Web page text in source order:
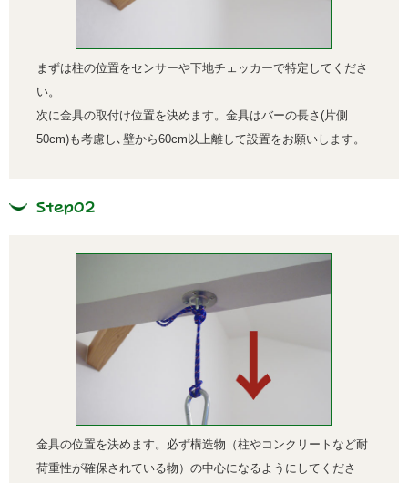
まずは柱の位置をセンサーや下地チェッカーで特定してくださ
い。
次に金具の取付け位置を決めます。金具はバーの長さ(片側
50cm)も考慮し､壁から60cm以上離して設置をお願いします。
Step02
金具の位置を決めます。必ず構造物（柱やコンクリートなど耐
荷重性が確保されている物）の中心になるようにしてくださ